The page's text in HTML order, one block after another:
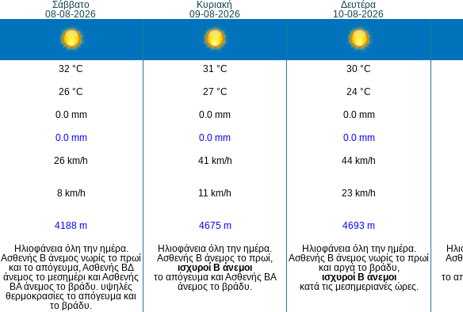
Σάββατο
08-08-2026
Κυριακή
09-08-2026
Δευτέρα
10-08-2026
32 °C 31 °C 30 °C
26 °C 27 °C 24 °C
0.0 mm 0.0 mm 0.0 mm
0.0 mm 0.0 mm 0.0 mm
26 km/h 41 km/h 44 km/h
8 km/h 11 km/h 23 km/h
4188 m 4675 m 4693 m
Ηλιοφάνεια όλη την ημέρα.
Ασθενής Β άνεμος νωρίς το πρωί
και το απόγευμα, Ασθενής ΒΔ
άνεμος το μεσημέρι και Ασθενής
ΒΑ άνεμος το βράδυ. υψηλές
θερμοκρασίες το απόγευμα και
το βράδυ.
Ηλιοφάνεια όλη την ημέρα.
Ασθενής Β άνεμος το πρωί,
ισχυροί Β άνεμοι
το απόγευμα και Ασθενής ΒΑ
άνεμος το βράδυ.
Ηλιοφάνεια όλη την ημέρα.
Ασθενής Β άνεμος νωρίς το πρωί
και αργά το βράδυ,
ισχυροί Β άνεμοι
κατά τις μεσημεριανές ώρες.
το